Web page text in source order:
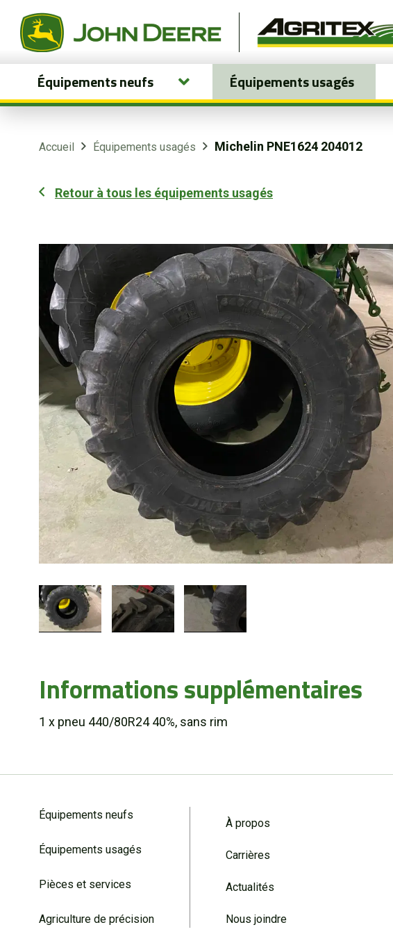
Équipements neufs Équipements usagés
Accueil Équipements usagés Michelin PNE1624 204012
Retour à tous les équipements usagés
Informations supplémentaires
1 x pneu 440/80R24 40%, sans rim
Équipements neufs
Équipements usagés
Pièces et services
Agriculture de précision
À propos
Carrières
Actualités
Nous joindre
Équipements neufs
Équipements usagés
Boutique
Portail client
À propos
Promotions
Carrières
Actualités
Nous joindre